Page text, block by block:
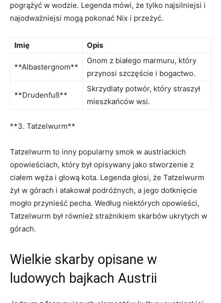
pogrążyć w wodzie. Legenda ‍mówi, że tylko​ najsilniejsi ⁣i
najodważniejsi mogą⁤ pokonać Nix i przeżyć.
Imię Opis
**Albastergnom**
Gnom⁣ z białego marmuru, który
przynosi ⁢szczęście i⁣ bogactwo.
**Drudenfuß**
Skrzydlaty​ potwór, który straszył
mieszkańców wsi.
**3. Tatzelwurm**
Tatzelwurm to inny popularny‍ smok w austriackich
opowieściach, który ⁢był opisywany‍ jako stworzenie z
ciałem węża i głową kota. Legenda głosi, że Tatzelwurm
żył w górach i⁤ atakował podróżnych, a jego dotknięcie
mogło przynieść pecha. Według niektórych opowieści,
Tatzelwurm był również strażnikiem skarbów ukrytych w
górach.
Wielkie skarby opisane w
ludowych bajkach Austrii